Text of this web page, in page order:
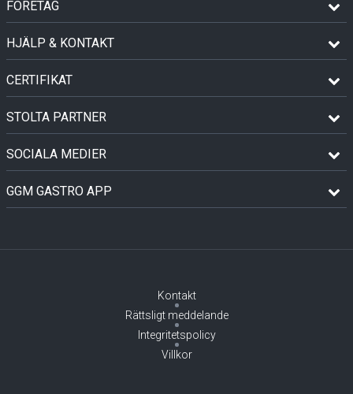
FÖRETAG
HJÄLP & KONTAKT
CERTIFIKAT
STOLTA PARTNER
SOCIALA MEDIER
GGM GASTRO APP
Kontakt
Rättsligt meddelande
Integritetspolicy
Villkor